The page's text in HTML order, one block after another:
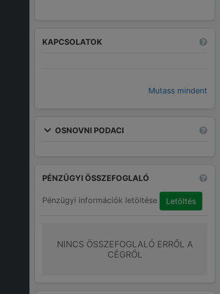
KAPCSOLATOK
Mutass mindent
OSNOVNI PODACI
PÉNZÜGYI ÖSSZEFOGLALÓ
Pénzügyi információk letöltése Letöltés
NINCS ÖSSZEFOGLALÓ ERRŐL A
CÉGRŐL